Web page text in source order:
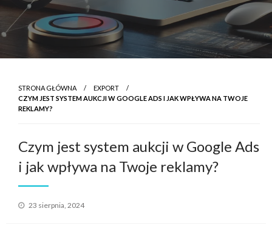
STRONA GŁÓWNA
EXPORT
CZYM JEST SYSTEM AUKCJI W GOOGLE ADS I JAK WPŁYWA NA TWOJE
REKLAMY?
Czym jest system aukcji w Google Ads
i jak wpływa na Twoje reklamy?
Opublikowane
23 sierpnia, 2024